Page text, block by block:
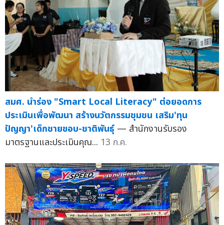
สมศ. นำร่อง "Smart Local Literacy" ต่อยอดการ
ประเมินเพื่อพัฒนา สร้างนวัตกรรมชุมชน เสริม'ทุน
ปัญญา'เด็กชายขอบ-ชาติพันธุ์ — สำนักงานรับรอง
มาตรฐานและประเมินคุณ... 13 ก.ค.